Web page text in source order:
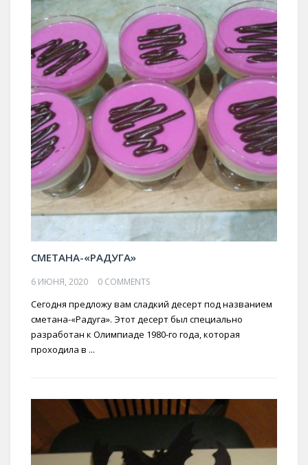
СМЕТАНА-«РАДУГА»
6 ИЮНЯ, 2020 0 COMMENTS
Сегодня предложу вам сладкий десерт под названием
сметана-«Радуга». Этот десерт был специально
разработан к Олимпиаде 1980-го года, которая
проходила в ...